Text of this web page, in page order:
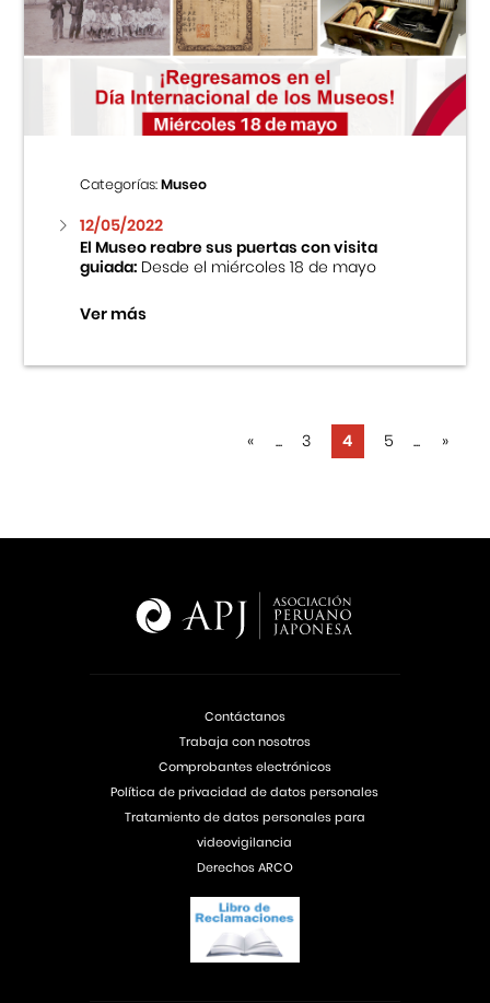
Categorías:Museo
12/05/2022
El Museo reabre sus puertas con visita
guiada:Desde el miércoles 18 de mayo
Ver más
« ... 3 4 5 ... »
Contáctanos
Trabaja con nosotros
Comprobantes electrónicos
Política de privacidad de datos personales
Tratamiento de datos personales para
videovigilancia
Derechos ARCO